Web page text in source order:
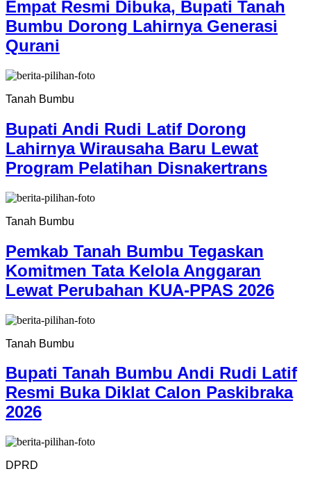
Empat Resmi Dibuka, Bupati Tanah
Bumbu Dorong Lahirnya Generasi
Qurani
Tanah Bumbu
Bupati Andi Rudi Latif Dorong
Lahirnya Wirausaha Baru Lewat
Program Pelatihan Disnakertrans
Tanah Bumbu
Pemkab Tanah Bumbu Tegaskan
Komitmen Tata Kelola Anggaran
Lewat Perubahan KUA-PPAS 2026
Tanah Bumbu
Bupati Tanah Bumbu Andi Rudi Latif
Resmi Buka Diklat Calon Paskibraka
2026
DPRD